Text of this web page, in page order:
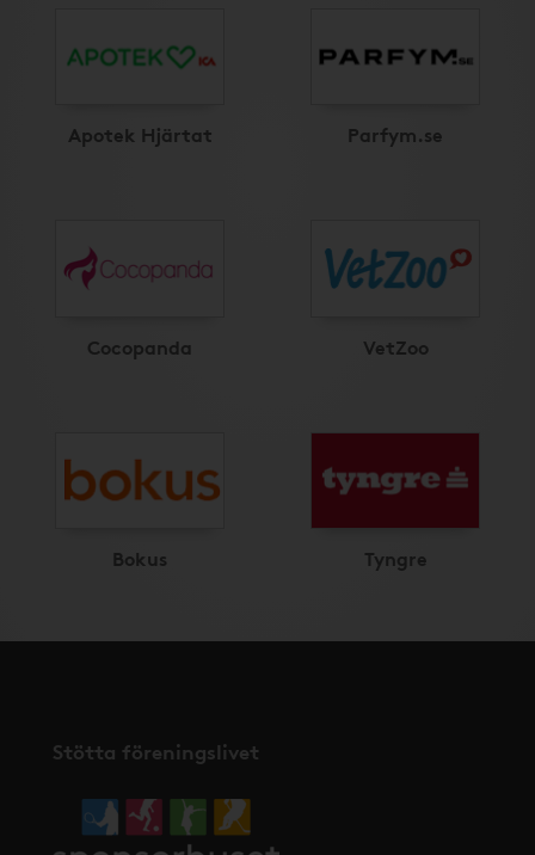
Apotek Hjärtat Parfym.se
Cocopanda VetZoo
Bokus Tyngre
Stötta föreningslivet